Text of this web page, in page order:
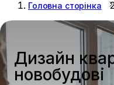
Головна сторінка
Дизайн
новобудові